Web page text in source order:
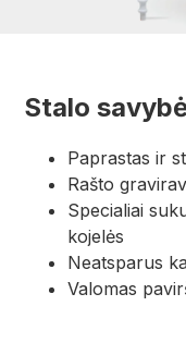
Stalo
Paprastas ir
Rašto
Specialiai
kojelės
Neatsparus
Valomas